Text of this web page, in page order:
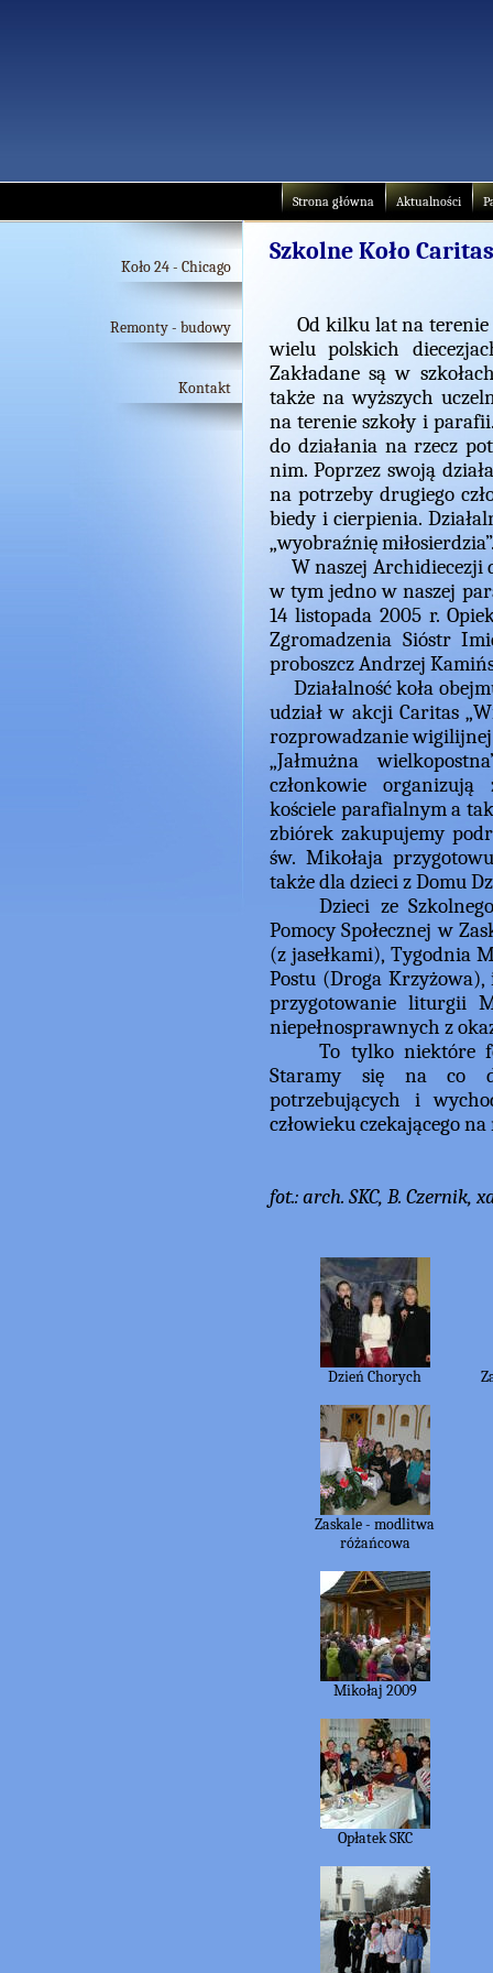
Strona główna Aktualności
Koło 24 - Chicago
Remonty - budowy
Kontakt
Szkolne Koło Caritas
Od kilku lat na terenie
wielu polskich
Zakładane są w
także na wyższych
na terenie szkoły i
do działania na rzecz
nim. Poprzez swoją
na potrzeby drugiego
biedy i cierpienia.
„wyobraźnię
W naszej Archidiecezji
w tym jedno w naszej
14 listopada 2005 r.
Zgromadzenia Sióstr
proboszcz Andrzej
Działalność koła
udział w akcji Caritas
rozprowadzanie
„Jałmużna
członkowie
kościele parafialnym a
zbiórek zakupujemy
św. Mikołaja
także dla dzieci z Domu
Dzieci ze Szkolnego
Pomocy Społecznej w
(z jasełkami), Tygodnia
Postu (Droga
przygotowanie liturgii
niepełnosprawnych z
To tylko niektóre
Staramy się na co
potrzebujących i
człowieku czekającego
fot.: arch. SKC, B. Czernik,
Dzień Chorych
Zaskale - modlitwa
różańcowa
Mikołaj 2009
Opłatek SKC